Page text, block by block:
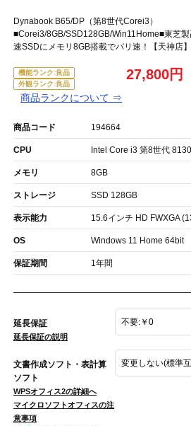
Dynabook B65/DP（第8世代Corei3）
■Corei3/8GB/SSD128GB/Win11Home■東芝
速SSDにメモリ8GB搭載でバリ速！【天神店】
機能ランク:良品
外観ランク:良品
商品ランクについて ⇒
27,800円
商品コード 194664
CPU Intel Core i3 第8世代
メモリ 8GB
ストレージ SSD 128GB
表示能力 15.6インチ HD FWXGA
OS Windows 11 Home 64bit
保証期間 1年間
延長保証
延長保証の説明
文書作成ソフト・表計算
ソフト
WPSオフィス2の詳細へ
マイクロソフトオフィスの注
意事項